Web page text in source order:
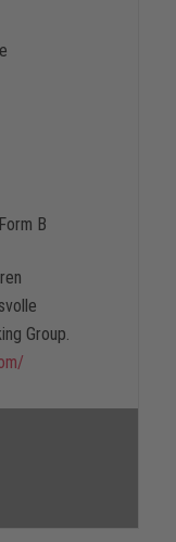
B
Group.